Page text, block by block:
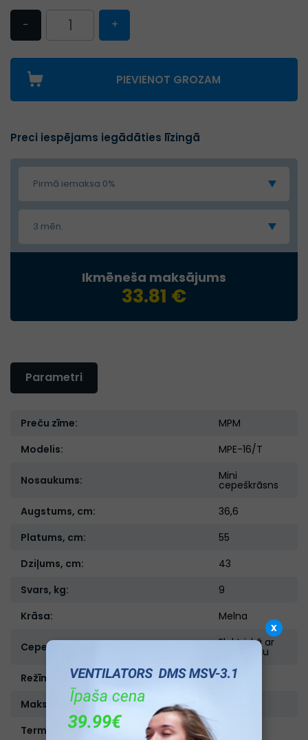
− +
PIEVIENOT GROZAM
Preci iespējams iegādāties līzingā
Pirmā iemaksa 0%
3 mēn.
Ikmēneša maksājums
33.81 €
Parametri
Preču zīme:
MPM
Modelis:
MPE-16/T
Nosaukums: Mini
cepeškrāsns
Augstums, cm:
36,6
Platums, cm:
55
Dziļums, cm:
43
Svars, kg:
9
Krāsa:
Melna
Cepeškrāsns veids: Elektriskā ar
konvekciju
Režīmu skaits:
6
Maksimālā temperatūra:
Termostats:
x